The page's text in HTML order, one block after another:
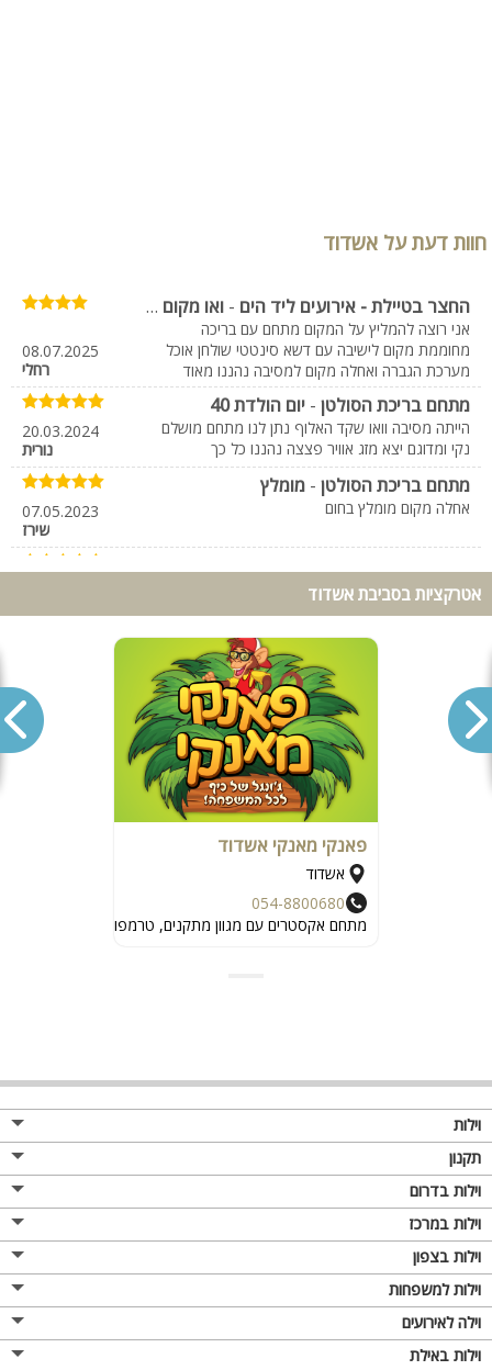
חוות דעת על אשדוד
החצר בטיילת - אירועים ליד הים - ואו מקום מדהים ומזמין. ובעלת המקום אשה מדהימה
אני רוצה להמליץ על המקום מתחם עם בריכה
מחוממת מקום לישיבה עם דשא סינטטי שולחן אוכל
מערכת הגברה ואחלה מקום למסיבה נהננו מאוד
08.07.2025
רחלי
מתחם בריכת הסולטן - יום הולדת 40
הייתה מסיבה וואו שקד האלוף נתן לנו מתחם מושלם
נקי ומדוגם יצא מזג אוויר פצצה נהננו כל כך
20.03.2024
נורית
מתחם בריכת הסולטן - מומלץ
אחלה מקום מומלץ בחום
07.05.2023
שירז
מקום מושלם שקד בעל המקום נחמד מאוד!!
מתחם בריכת הסולטן-נדירר
חגגנו מסיבת רווקות והיה נדיר תודה רבה על הכל
שרון
אטרקציות בסביבת אשדוד
פאנקי מאנקי אשדוד
אשדוד
054-8800680
מתחם אקסטרים עם מגוון מתקנים, טרמפולינות ומתנפחים
וילות
תקנון
וילות בדרום
וילות במרכז
וילות בצפון
וילות למשפחות
וילה לאירועים
וילות באילת